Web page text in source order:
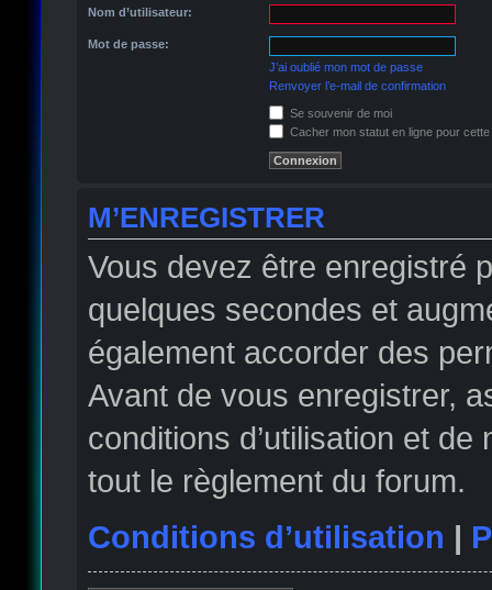
Nom d’utilisateur:
Mot de passe:
J’ai oublié mon mot de passe
Renvoyer l’e-mail de confirmation
Se souvenir de moi
Cacher mon statut en ligne pour
M’ENREGISTRER
Vous devez être enregistré
quelques secondes et
également accorder des
Avant de vous enregistrer,
conditions d’utilisation et
tout le règlement du forum.
Conditions d’utilisation |